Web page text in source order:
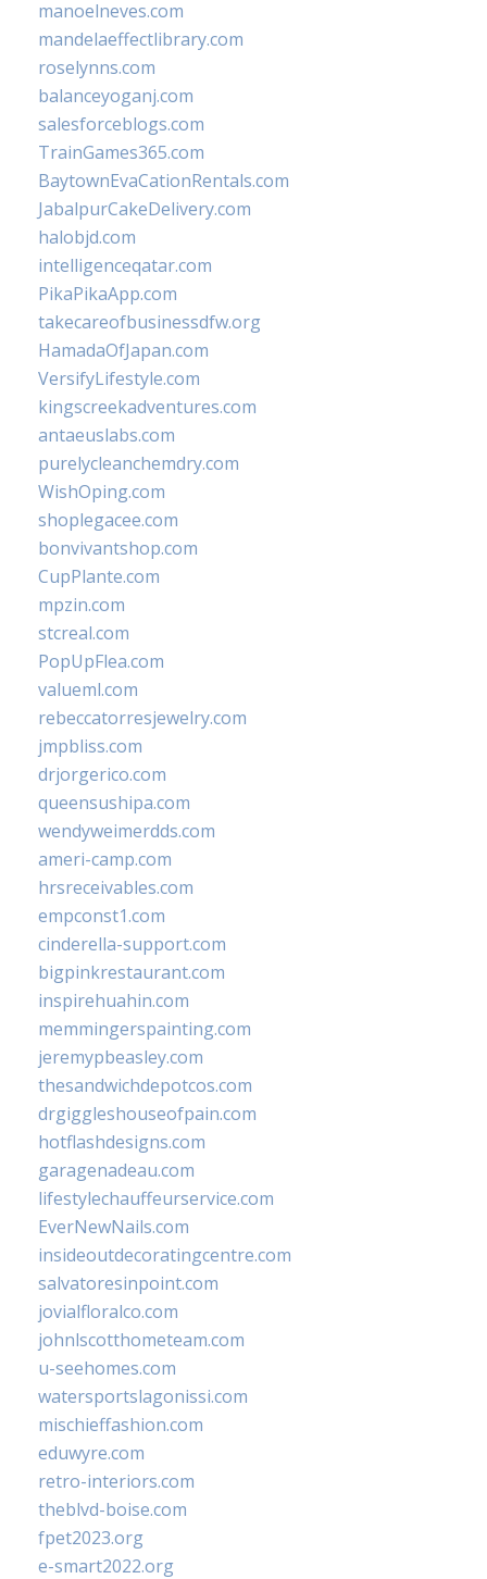
manoelneves.com
mandelaeffectlibrary.com
roselynns.com
balanceyoganj.com
salesforceblogs.com
TrainGames365.com
BaytownEvaCationRentals.com
JabalpurCakeDelivery.com
halobjd.com
intelligenceqatar.com
PikaPikaApp.com
takecareofbusinessdfw.org
HamadaOfJapan.com
VersifyLifestyle.com
kingscreekadventures.com
antaeuslabs.com
purelycleanchemdry.com
WishOping.com
shoplegacee.com
bonvivantshop.com
CupPlante.com
mpzin.com
stcreal.com
PopUpFlea.com
valueml.com
rebeccatorresjewelry.com
jmpbliss.com
drjorgerico.com
queensushipa.com
wendyweimerdds.com
ameri-camp.com
hrsreceivables.com
empconst1.com
cinderella-support.com
bigpinkrestaurant.com
inspirehuahin.com
memmingerspainting.com
jeremypbeasley.com
thesandwichdepotcos.com
drgiggleshouseofpain.com
hotflashdesigns.com
garagenadeau.com
lifestylechauffeurservice.com
EverNewNails.com
insideoutdecoratingcentre.com
salvatoresinpoint.com
jovialfloralco.com
johnlscotthometeam.com
u-seehomes.com
watersportslagonissi.com
mischieffashion.com
eduwyre.com
retro-interiors.com
theblvd-boise.com
fpet2023.org
e-smart2022.org